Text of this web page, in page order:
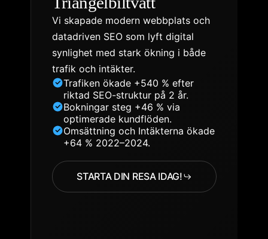
Vi skapade modern webbplats och
datadriven SEO som lyft digital
synlighet med stark ökning i både
trafik och intäkter.
Trafiken ökade +540 % efter
riktad SEO-struktur på 2 år.
Bokningar steg +46 % via
optimerade kundflöden.
Omsättning och Intäkterna ökade
+64 % 2022–2024.
STARTA DIN RESA IDAG!